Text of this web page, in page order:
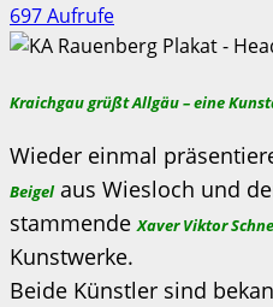
697 Aufrufe
Kraichgau grüßt Allgäu – eine
Wieder einmal
Beigelaus Wiesloch und
stammende Xaver Viktor
Kunstwerke.
Beide Künstler sind